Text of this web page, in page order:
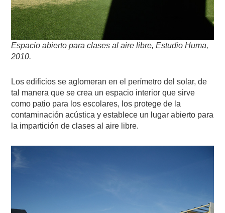
Espacio abierto para clases al aire libre, Estudio Huma,
2010.
Los edificios se aglomeran en el perímetro del solar, de
tal manera que se crea un espacio interior que sirve
como patio para los escolares, los protege de la
contaminación acústica y establece un lugar abierto para
la impartición de clases al aire libre.